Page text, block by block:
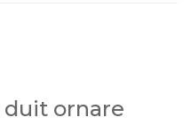
ornare